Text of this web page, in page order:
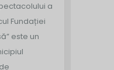
a
Fundației
este un